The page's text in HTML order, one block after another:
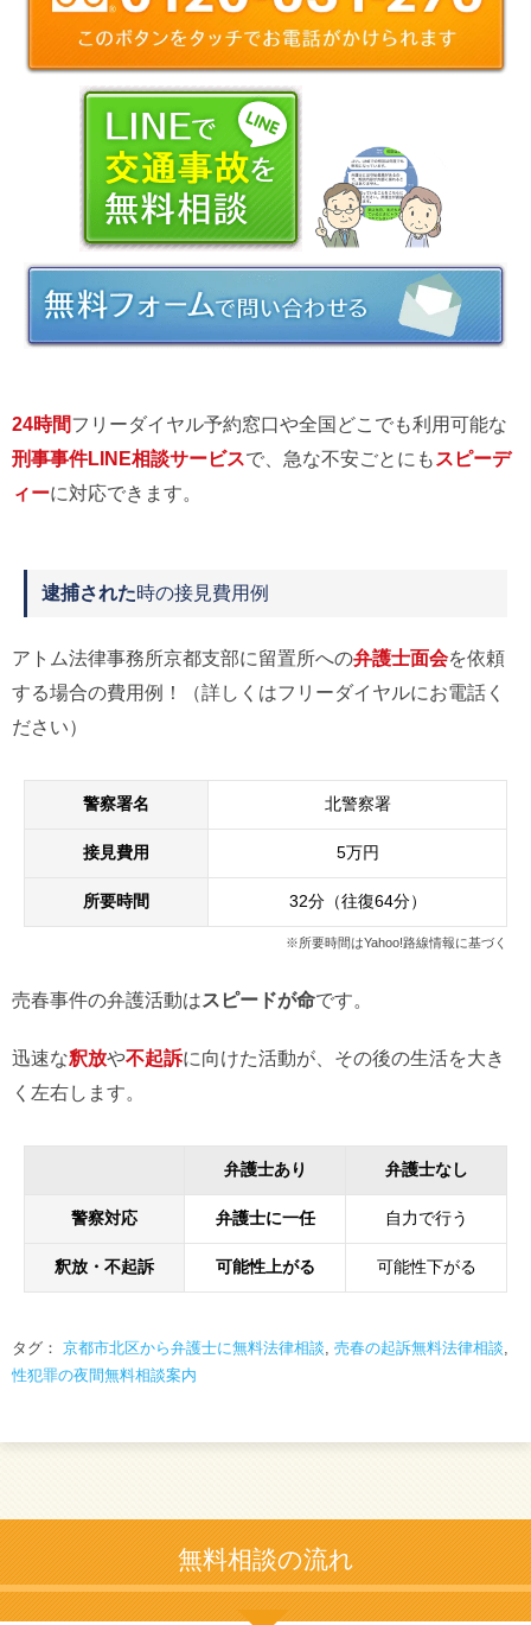
24時間フリーダイヤル予約窓口や全国どこでも利用可能な
刑事事件LINE相談サービスで、急な不安ごとにも スピーデ
ィーに対応できます。
逮捕された時の接見費用例
アトム法律事務所京都支部に留置所への弁護士面会を依頼
する場合の費用例！（詳しくはフリーダイヤルにお電話く
ださい）
警察署名 北警察署
接見費用 5万円
所要時間 32分（往復64分）
※所要時間はYahoo!路線情報に基づく
売春事件の弁護活動はスピードが命です。
迅速な釈放や不起訴に向けた活動が、その後の生活を大き
く左右します。
弁護士あり 弁護士なし
警察対応 弁護士に一任 自力で行う
釈放・不起訴 可能性上がる 可能性下がる
タグ： 京都市北区から弁護士に無料法律相談, 売春の起訴無料法律相談,
性犯罪の夜間無料相談案内
無料相談の流れ